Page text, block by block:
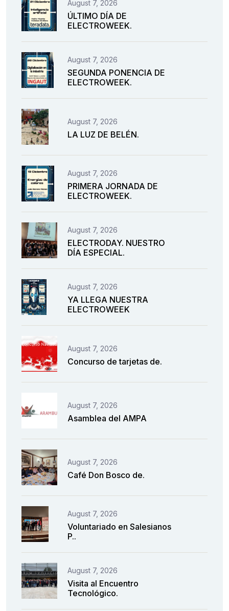
August 7, 2026
ÚLTIMO DÍA DE
ELECTROWEEK.
August 7, 2026
SEGUNDA PONENCIA DE
ELECTROWEEK.
August 7, 2026
LA LUZ DE BELÉN.
August 7, 2026
PRIMERA JORNADA DE
ELECTROWEEK.
August 7, 2026
ELECTRODAY. NUESTRO
DÍA ESPECIAL.
August 7, 2026
YA LLEGA NUESTRA
ELECTROWEEK
August 7, 2026
Concurso de tarjetas de.
August 7, 2026
Asamblea del AMPA
August 7, 2026
Café Don Bosco de.
August 7, 2026
Voluntariado en Salesianos
P..
August 7, 2026
Visita al Encuentro
Tecnológico.